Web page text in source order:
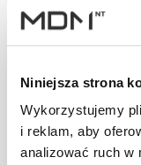
Niniejsza strona
Wykorzystujemy
i reklam, aby
analizować ruch w